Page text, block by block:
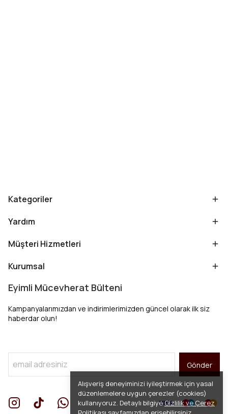
Alışveriş deneyiminizi iyileştirmek için yasal
düzenlemelere uygun çerezler (cookies)
kullanıyoruz. Detaylı bilgiyeGizlilik ve Çerez
Kategoriler
Yardım
Müşteri Hizmetleri
Kurumsal
Eyimli Mücevherat Bülteni
Kampanyalarımızdan ve indirimlerimizden güncel olarak ilk siz
haberdar olun!
Gönder